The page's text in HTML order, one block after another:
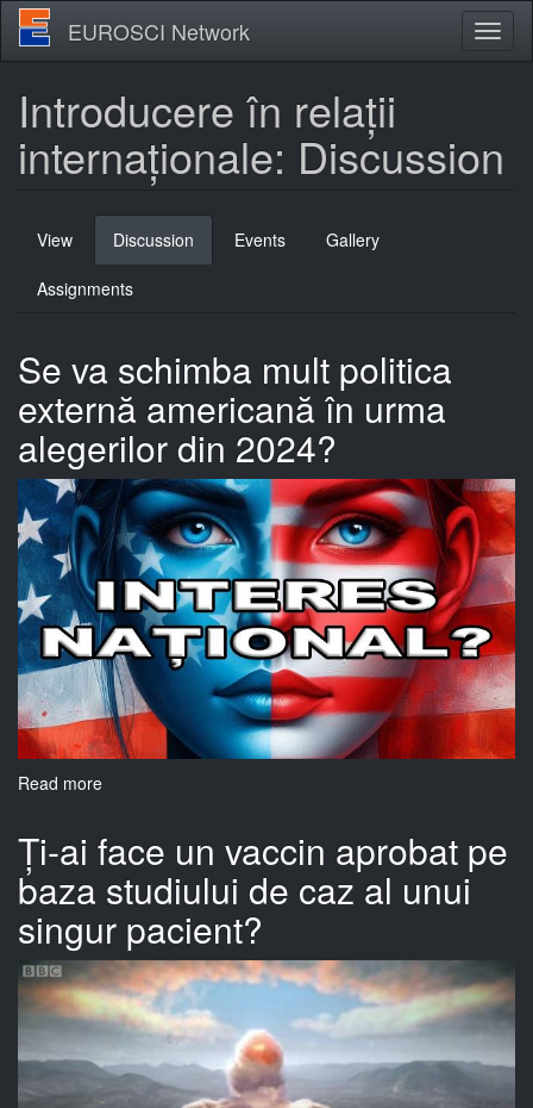
Skip
main
EUROSCI Network
Introducere în relații
internaționale: Discussion
Primary
tabs
View Discussion (active
tab)
Events Gallery
Assignments
Se va schimba mult politica
externă americană în urma
alegerilor din 2024?
Read more
schimba
mult
politica
externă
americană
în
urma
alegerilor
din
2024?
Ți-ai face un vaccin aprobat pe
baza studiului de caz al unui
singur pacient?